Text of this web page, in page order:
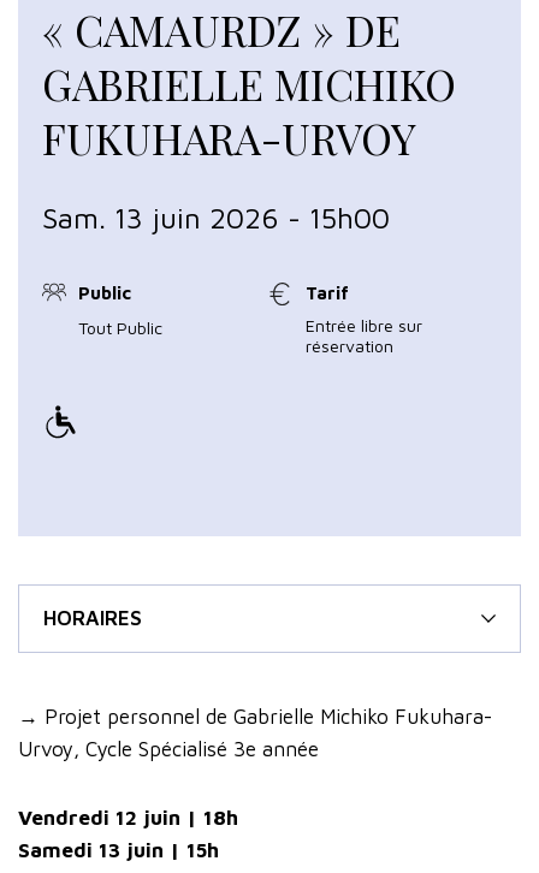
« CAMAURDZ » DE
GABRIELLE MICHIKO
FUKUHARA-URVOY
Sam. 13 juin 2026 - 15h00
Public
Tout Public
Tarif
Entrée libre sur
réservation
HORAIRES
→ Projet personnel de Gabrielle Michiko Fukuhara-
Urvoy, Cycle Spécialisé 3e année
Vendredi 12 juin | 18h
Samedi 13 juin | 15h